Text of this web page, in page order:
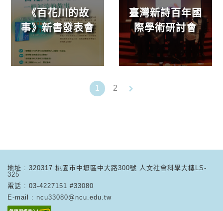
《百花川的故
事》新書發表會
臺灣新詩百年國
際學術研討會
1 2 keyboard_arrow_right
地址 : 320317 桃園市中壢區中大路300號 人文社會科學大樓LS-
325
電話 : 03-4227151 #33080
E-mail : ncu33080@ncu.edu.tw